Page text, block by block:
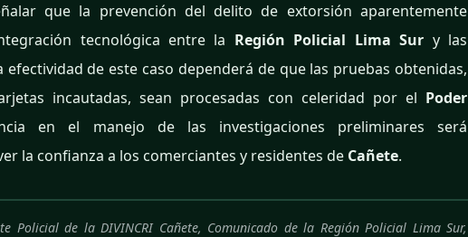
que la prevención del delito de extorsión aparentemente
tecnológica entre la Región Policial Lima Sur y las
efectividad de este caso dependerá de que las pruebas obtenidas,
incautadas, sean procesadas con celeridad por el Poder
en el manejo de las investigaciones preliminares será
la confianza a los comerciantes y residentes de Cañete.
Policial de la DIVINCRI Cañete, Comunicado de la Región Policial Lima Sur,